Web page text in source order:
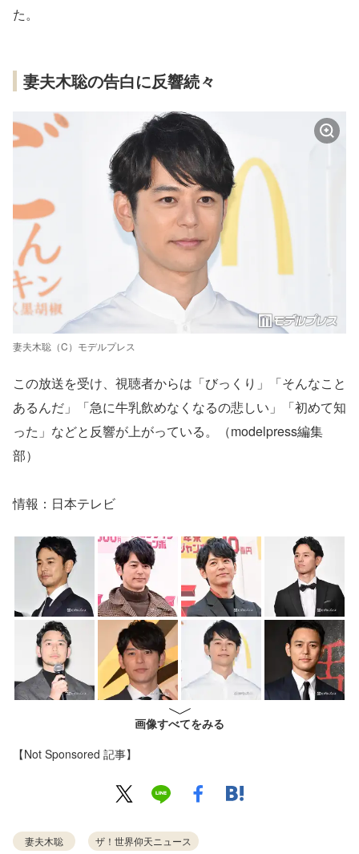
た。
妻夫木聡の告白に反響続々
妻夫木聡（C）モデルプレス
この放送を受け、視聴者からは「びっくり」「そんなこと
あるんだ」「急に牛乳飲めなくなるの悲しい」「初めて知
った」などと反響が上がっている。（modelpress編集
部）
情報：日本テレビ
画像すべてをみる
【Not Sponsored 記事】
妻夫木聡 ザ！世界仰天ニュース